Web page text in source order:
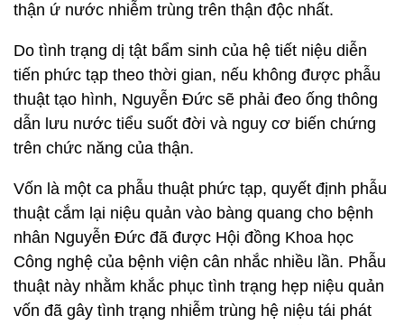
thận ứ nước nhiễm trùng trên thận độc nhất.
Do tình trạng dị tật bẩm sinh của hệ tiết niệu diễn
tiến phức tạp theo thời gian, nếu không được phẫu
thuật tạo hình, Nguyễn Đức sẽ phải đeo ống thông
dẫn lưu nước tiểu suốt đời và nguy cơ biến chứng
trên chức năng của thận.
Vốn là một ca phẫu thuật phức tạp, quyết định phẫu
thuật cắm lại niệu quản vào bàng quang cho bệnh
nhân Nguyễn Đức đã được Hội đồng Khoa học
Công nghệ của bệnh viện cân nhắc nhiều lần. Phẫu
thuật này nhằm khắc phục tình trạng hẹp niệu quản
vốn đã gây tình trạng nhiễm trùng hệ niệu tái phát